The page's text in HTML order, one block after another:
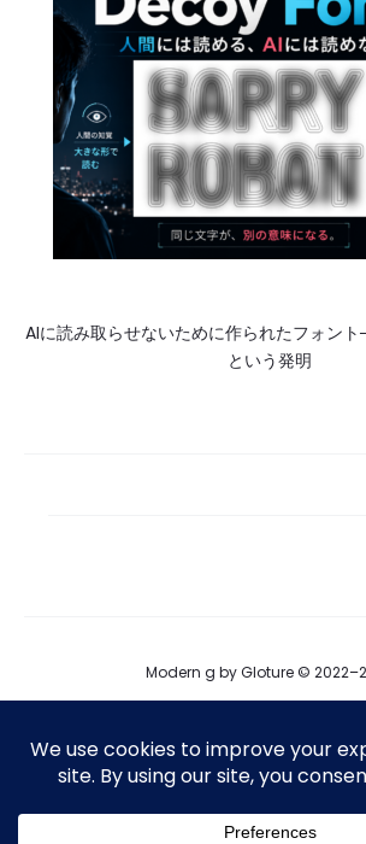
AIに読み取らせないために作られたフォン
という発明
Modern g by Gloture ©
運営会社
プロダクト掲載